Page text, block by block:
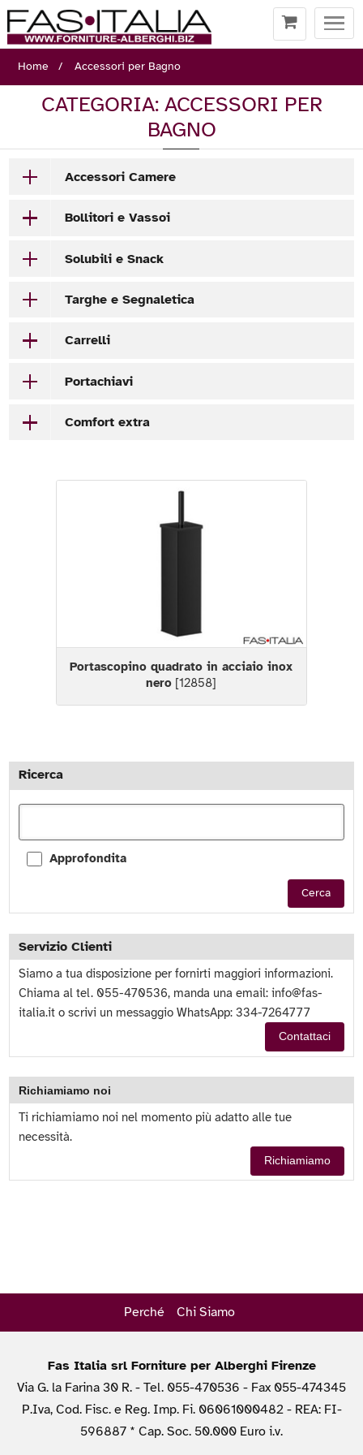
Home
Accessori per Bagno
CATEGORIA: ACCESSORI PER
BAGNO
Accessori Camere
Bollitori e Vassoi
Solubili e Snack
Targhe e Segnaletica
Carrelli
Portachiavi
Comfort extra
Portascopino quadrato in acciaio inox
nero [12858]
Ricerca
Approfondita
Cerca
Servizio Clienti
Siamo a tua disposizione per fornirti maggiori informazioni.
Chiama al tel. 055-470536, manda una email:info@fas-
italia.it o scrivi un messaggio WhatsApp: 334-7264777
Contattaci
Richiamiamo noi
Ti richiamiamo noi nel momento più adatto alle tue
necessità.
Richiamiamo
Perché Chi Siamo
Fas Italia srl Forniture per Alberghi Firenze
Via G. la Farina 30 R. - Tel. 055-470536 - Fax 055-474345
P.Iva, Cod. Fisc. e Reg. Imp. Fi. 06061000482 - REA: FI-
596887 * Cap. Soc. 50.000 Euro i.v.